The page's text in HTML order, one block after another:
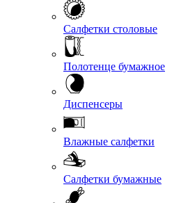
Салфетки столовые
Полотенце бумажное
Диспенсеры
Влажные салфетки
Салфетки бумажные